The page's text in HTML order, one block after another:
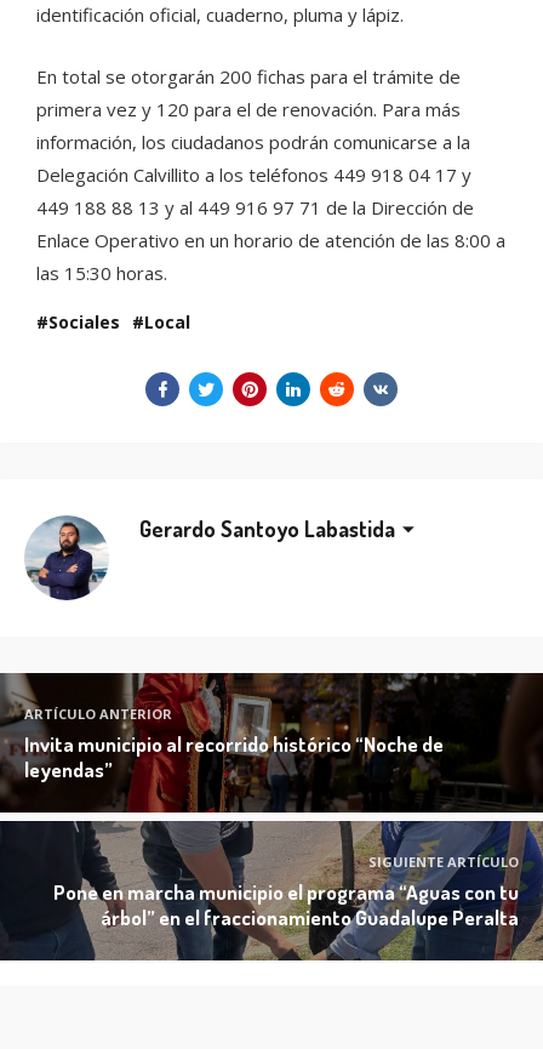
identificación oficial, cuaderno, pluma y lápiz.
En total se otorgarán 200 fichas para el trámite de
primera vez y 120 para el de renovación. Para más
información, los ciudadanos podrán comunicarse a la
Delegación Calvillito a los teléfonos 449 918 04 17 y
449 188 88 13 y al 449 916 97 71 de la Dirección de
Enlace Operativo en un horario de atención de las 8:00 a
las 15:30 horas.
Sociales Local
Gerardo Santoyo Labastida
ARTÍCULO ANTERIOR
Invita municipio al recorrido histórico “Noche de
leyendas”
SIGUIENTE ARTÍCULO
Pone en marcha municipio el programa “Aguas con tu
árbol” en el fraccionamiento Guadalupe Peralta